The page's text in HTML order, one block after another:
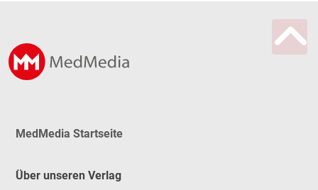
MedMedia Startseite
Über unseren Verlag